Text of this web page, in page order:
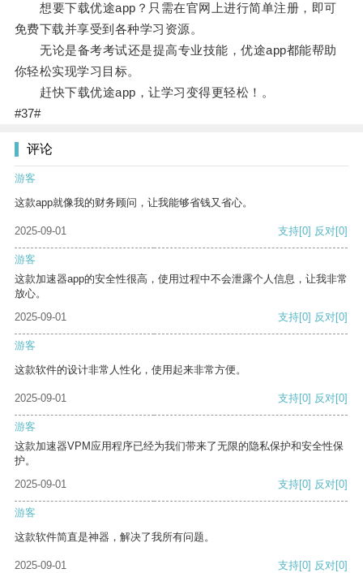
想要下载优途app？只需在官网上进行简单注册，即可
免费下载并享受到各种学习资源。
无论是备考考试还是提高专业技能，优途app都能帮助
你轻松实现学习目标。
赶快下载优途app，让学习变得更轻松！。
#37#
评论
游客
这款app就像我的财务顾问，让我能够省钱又省心。
2025-09-01 支持[0] 反对[0]
游客
这款加速器app的安全性很高，使用过程中不会泄露个人信息，让我非常
放心。
2025-09-01
支持[0] 反对[0]
游客
这款软件的设计非常人性化，使用起来非常方便。
2025-09-01 支持[0] 反对[0]
游客
这款加速器VPM应用程序已经为我们带来了无限的隐私保护和安全性保
护。
2025-09-01
支持[0] 反对[0]
游客
这款软件简直是神器，解决了我所有问题。
2025-09-01 支持[0] 反对[0]